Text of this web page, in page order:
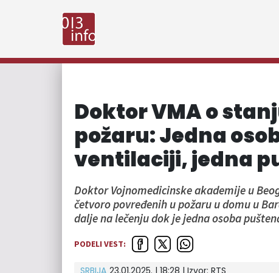
Doktor VMA o
požaru: Jedna
ventilaciji, jedna
Doktor Vojnomedicinske akademije u
četvoro povređenih u požaru u domu u
dalje na lečenju dok je jedna osoba
PODELI VEST:
SRBIJA 23.01.2025. | 18:28 | Izvor: RTS